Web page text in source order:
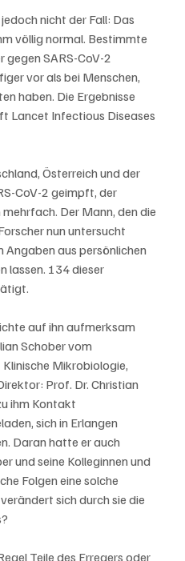
nicht der Fall: Das
völlig normal. Bestimmte
SARS-CoV-2
vor als bei Menschen,
haben. Die Ergebnisse
Lancet Infectious Diseases
Österreich und der
CoV-2 geimpft, der
Der Mann, den die
nun untersucht
Angaben aus persönlichen
lassen. 134 dieser
auf ihn aufmerksam
Schober vom
Mikrobiologie,
Prof. Dr. Christian
ihm Kontakt
sich in Erlangen
Daran hatte er auch
und seine Kolleginnen und
Folgen eine solche
sich durch sie die
Teile des Erregers oder